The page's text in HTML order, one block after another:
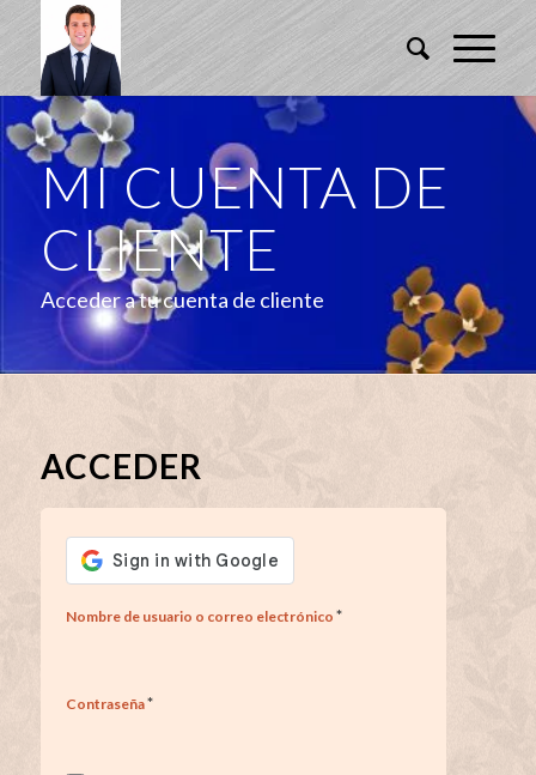
MI CUENTA DE
CLIENTE
Acceder a tu cuenta de cliente
ACCEDER
Nombre de usuario o correo electrónico *
Contraseña*